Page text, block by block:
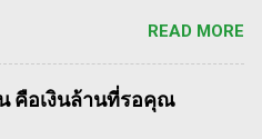
ของแกนั่นเองครับ ง่ายๆเลย ที่
างมีอาจารย์ร่วมกันก็คือ ปู่โอนีล,
ละทวด Wyckoff นั่นเอง (คือผม
ส่งสัญญาณซื้อ แบบเปิด gap ผมจะ
ระนั้น มันก็ไม่ได้เป๊ะทุกตัวนะ
กินครึ่ง เราต้องคอยคัดตัวที่ไม่ดี
ๆ แรงๆ ให้มันวิ่งทำเงินให้เราไป
READ MORE
คือเงินล้านที่รอคุณ